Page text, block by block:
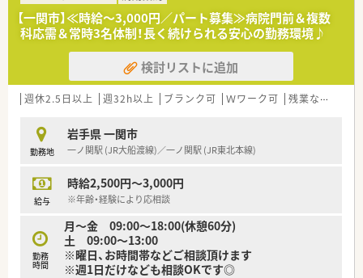
≪充実の制度①≫
『プラチナくるみんマーク』や『えるぼしマーク』を取得してお
り、1日2回以内、1回30分の育児時間（有給）や、看護休暇、時短勤
務、育児助成金など育児にも理解のある薬局です。そのため、子
育て中の薬剤師さんもご活躍いただけるため、おすすめです。
また、独自の休暇制度をとっており、連続5日休暇を取得できる
休暇などがあるため、年間休日123日としっかり休めます。
≪充実の制度②≫
修、カフェテリア研修、学術大会、新入社員研修（5か月）など経験
が浅くても充実している研修制度で、今後のキャリアプランをバ
【一関市】≪時給～3,000円／パート募集≫病院門前＆複数
科応需＆常時3名体制！長く続けられる安心の勤務環境♪
検討リストに追加
週休2.5日以上 週32h以上 ブランク可 Ｗワーク可 残業なし(ほぼなし含む)
勤務地
岩手県 一関市
一ノ関駅 (JR大船渡線)／一ノ関駅 (JR東北本線)
給与
時給2,500円～3,000円
※年齢・経験により応相談
勤務
時間
月〜金 09:00～18:00(休憩60分)
土 09:00〜13:00
※曜日、お時間帯などご相談頂けます
※週1日だけなども相談OKです◎